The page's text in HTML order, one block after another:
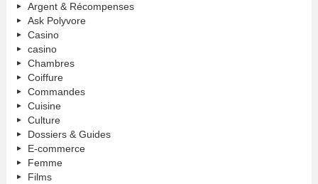
Argent & Récompenses
Ask Polyvore
Casino
casino
Chambres
Coiffure
Commandes
Cuisine
Culture
Dossiers & Guides
E-commerce
Femme
Films